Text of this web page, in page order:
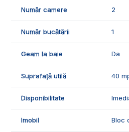
- 1 hol.
- acoperi;
conditionat.
🛠️Apartamentul se inchiriaza
Număr camere 2
Număr bucătării 1
Geam la baie Da
Suprafață utilă 40
Disponibilitate
Imobil Bloc